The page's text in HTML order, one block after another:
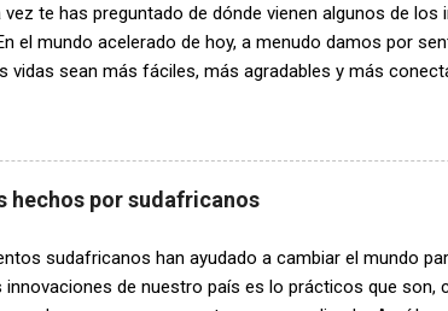
de supervivencia, al detectar variaciones en
vez te has preguntado de dónde vienen algunos de
el mundo acelerado de hoy, a menudo damos por
vidas sean más fáciles, más agradables y más
tiempo un centro neurálgico de la innovación, dando
que han dado forma a nuestro mundo de maneras
en este divertido viaje a través de algunos de los
detrás de ellos. El zepelín El conde Ferdinand von
el dirigible Zeppelin a principios del siglo XX. Estas
hechos por sudafricanos
sudafricanos han ayudado a cambiar el mundo
innovaciones de nuestro país es lo prácticos que son,